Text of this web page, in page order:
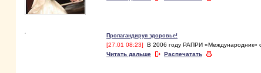
Пропагандируя здоровье!
[27.01 08:23] В 2006 году РАПРИ «Международник»
Читать дальше
Распечатать